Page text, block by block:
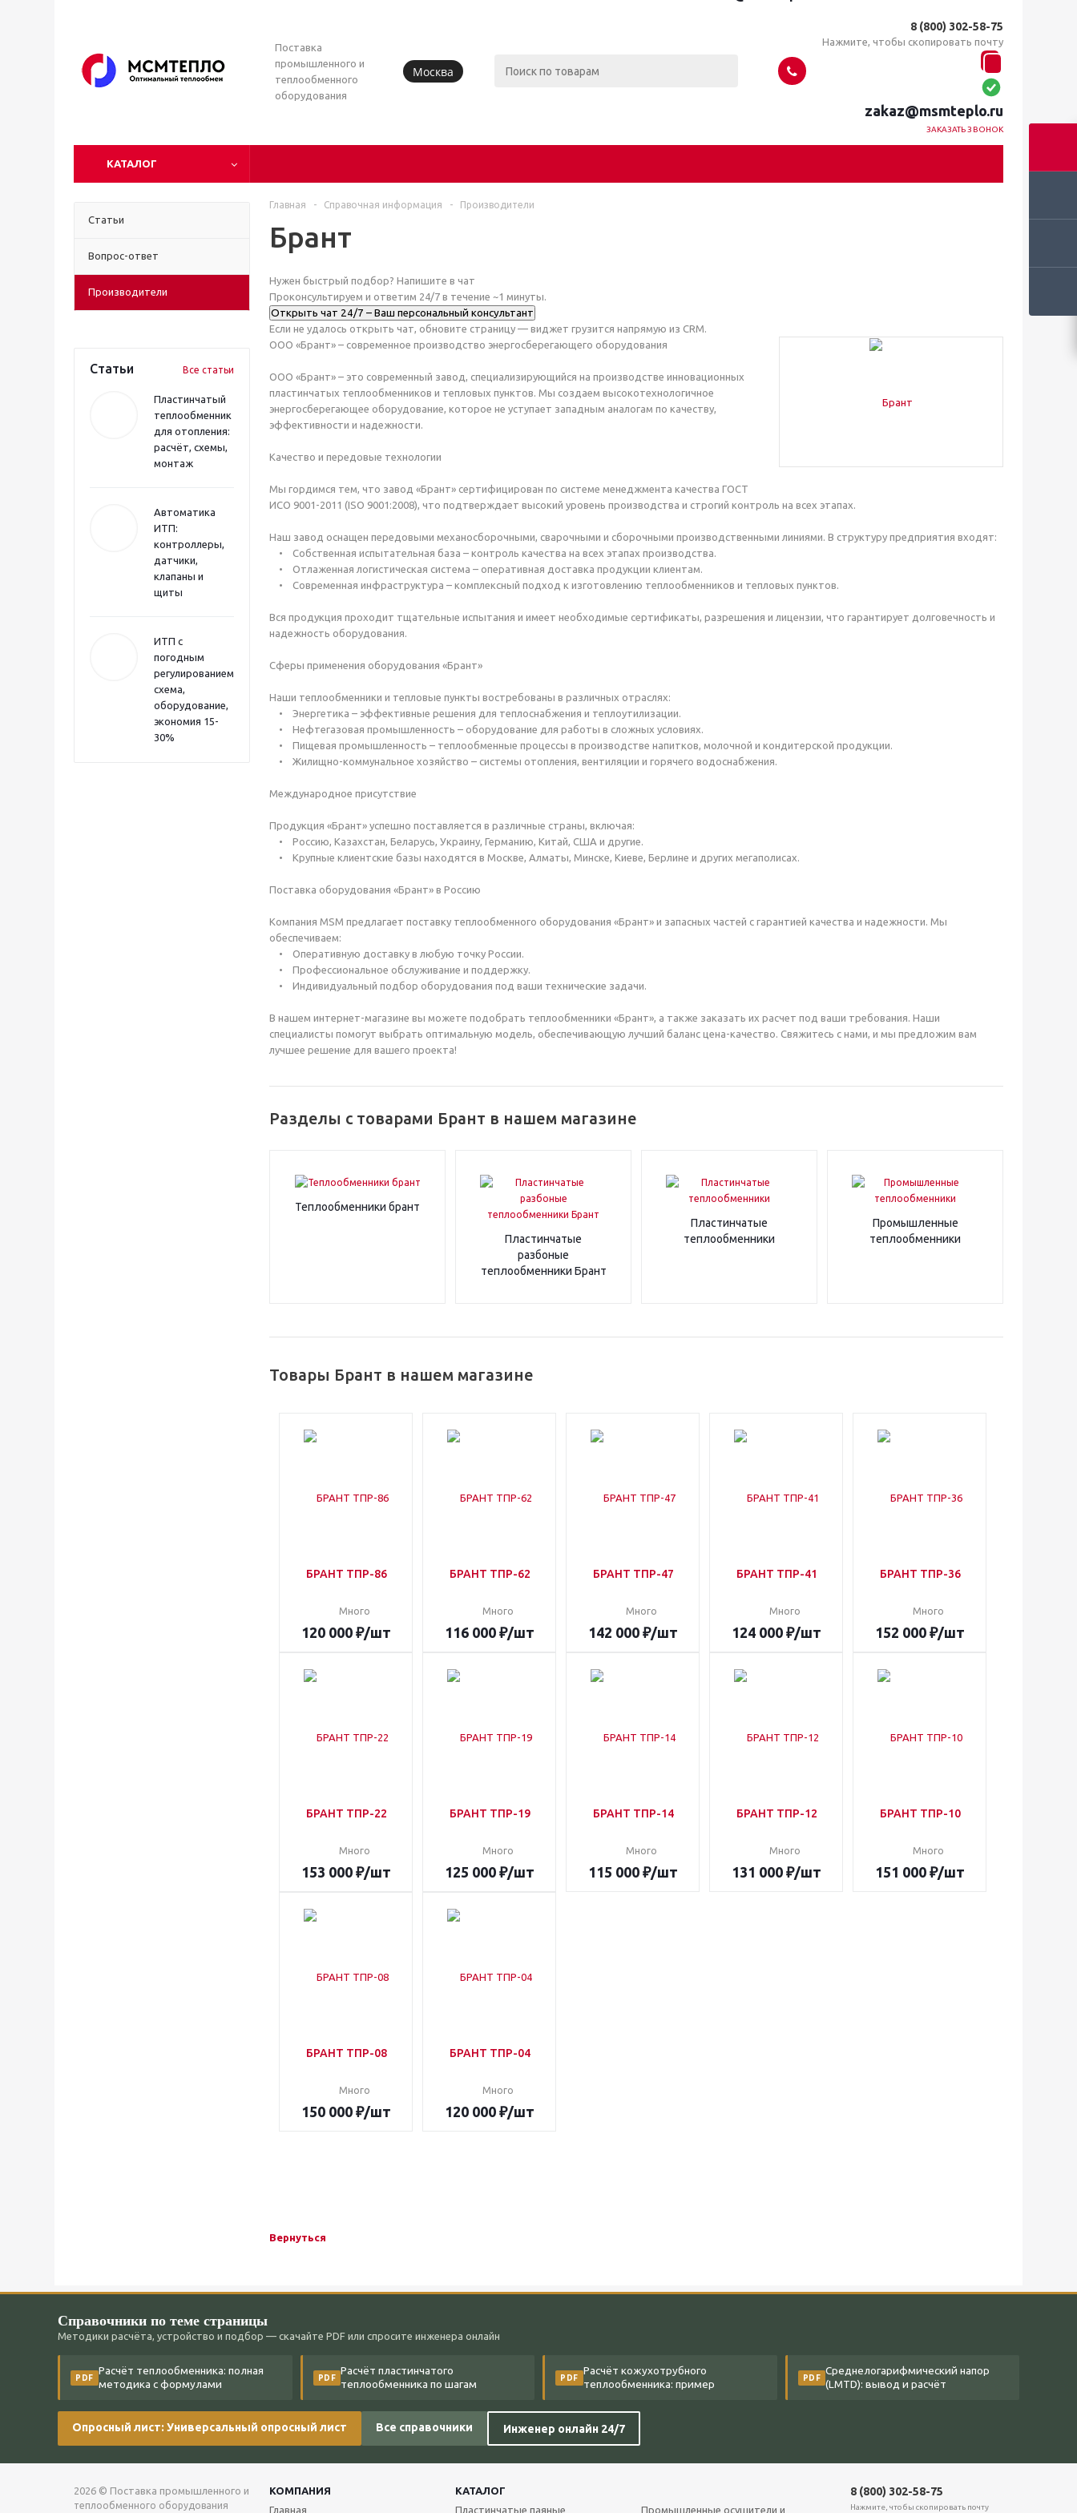
Поставка
промышленного и
теплообменного
оборудования
Москва
8 (800) 302-58-75
Нажмите, чтобы скопировать почту
zakaz@msmteplo.ru
ЗАКАЗАТЬ ЗВОНОК
КАТАЛОГ
Статьи
Вопрос-ответ
Производители
Статьи Все статьи
Пластинчатый
теплообменник
для отопления:
расчёт, схемы,
монтаж
Автоматика
ИТП:
контроллеры,
датчики,
клапаны и
щиты
ИТП с
погодным
регулированием:
схема,
оборудование,
экономия 15-
30%
Главная - Справочная информация - Производители
Брант
Нужен быстрый подбор? Напишите в чат
Проконсультируем и ответим 24/7 в течение ~1 минуты.
Открыть чат 24/7 – Ваш персональный консультант
Если не удалось открыть чат, обновите страницу — виджет грузится напрямую из CRM.
ООО «Брант» – современное производство энергосберегающего оборудования
ООО «Брант» – это современный завод, специализирующийся на производстве инновационных
пластинчатых теплообменников и тепловых пунктов. Мы создаем высокотехнологичное
энергосберегающее оборудование, которое не уступает западным аналогам по качеству,
эффективности и надежности.
Качество и передовые технологии
Мы гордимся тем, что завод «Брант» сертифицирован по системе менеджмента качества ГОСТ
ИСО 9001-2011 (ISO 9001:2008), что подтверждает высокий уровень производства и строгий контроль на всех этапах.
Наш завод оснащен передовыми механосборочными, сварочными и сборочными производственными линиями. В структуру предприятия входят:
• Собственная испытательная база – контроль качества на всех этапах производства.
• Отлаженная логистическая система – оперативная доставка продукции клиентам.
• Современная инфраструктура – комплексный подход к изготовлению теплообменников и тепловых пунктов.
Вся продукция проходит тщательные испытания и имеет необходимые сертификаты, разрешения и лицензии, что гарантирует долговечность и
надежность оборудования.
Сферы применения оборудования «Брант»
Наши теплообменники и тепловые пункты востребованы в различных отраслях:
• Энергетика – эффективные решения для теплоснабжения и теплоутилизации.
• Нефтегазовая промышленность – оборудование для работы в сложных условиях.
• Пищевая промышленность – теплообменные процессы в производстве напитков, молочной и кондитерской продукции.
• Жилищно-коммунальное хозяйство – системы отопления, вентиляции и горячего водоснабжения.
Международное присутствие
Продукция «Брант» успешно поставляется в различные страны, включая:
• Россию, Казахстан, Беларусь, Украину, Германию, Китай, США и другие.
• Крупные клиентские базы находятся в Москве, Алматы, Минске, Киеве, Берлине и других мегаполисах.
Поставка оборудования «Брант» в Россию
Компания MSM предлагает поставку теплообменного оборудования «Брант» и запасных частей с гарантией качества и надежности. Мы
обеспечиваем:
• Оперативную доставку в любую точку России.
• Профессиональное обслуживание и поддержку.
• Индивидуальный подбор оборудования под ваши технические задачи.
В нашем интернет-магазине вы можете подобрать теплообменники «Брант», а также заказать их расчет под ваши требования. Наши
специалисты помогут выбрать оптимальную модель, обеспечивающую лучший баланс цена-качество. Свяжитесь с нами, и мы предложим вам
лучшее решение для вашего проекта!
Разделы с товарами Брант в нашем магазине
Теплообменники брант
Пластинчатые
разбоные
теплообменники Брант
Пластинчатые
теплообменники
Промышленные
теплообменники
Товары Брант в нашем магазине
БРАНТ ТПР-86
Много
120 000 ₽/шт
БРАНТ ТПР-62
Много
116 000 ₽/шт
БРАНТ ТПР-47
Много
142 000 ₽/шт
БРАНТ ТПР-41
Много
124 000 ₽/шт
БРАНТ ТПР-36
Много
152 000 ₽/шт
БРАНТ ТПР-22
Много
153 000 ₽/шт
БРАНТ ТПР-19
Много
125 000 ₽/шт
БРАНТ ТПР-14
Много
115 000 ₽/шт
БРАНТ ТПР-12
Много
131 000 ₽/шт
БРАНТ ТПР-10
Много
151 000 ₽/шт
БРАНТ ТПР-08
Много
150 000 ₽/шт
БРАНТ ТПР-04
Много
120 000 ₽/шт
Вернуться
Справочники по теме страницы
Методики расчёта, устройство и подбор — скачайте PDF или спросите инженера онлайн
PDF
Расчёт теплообменника: полная
методика с формулами
PDF
Расчёт пластинчатого
теплообменника по шагам
PDF
Расчёт кожухотрубного
теплообменника: пример
PDF
Среднелогарифмический напор
(LMTD): вывод и расчёт
Опросный лист: Универсальный опросный лист Все справочники Инженер онлайн 24/7
2026 © Поставка промышленного и
теплообменного оборудования
КОМПАНИЯ
КАТАЛОГ
Главная
Пластинчатые паяные Промышленные осушители и
8 (800) 302-58-75
Нажмите, чтобы скопировать почту